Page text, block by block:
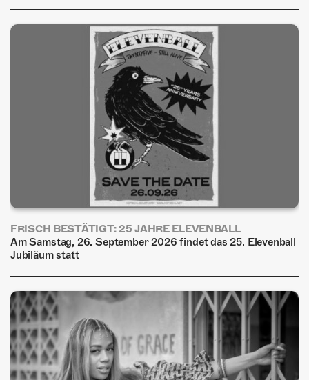
FRISCH BESTÄTIGT: 25 JAHRE ELEVENBALL
Am Samstag, 26. September 2026 findet das 25. Elevenball
Jubiläum statt